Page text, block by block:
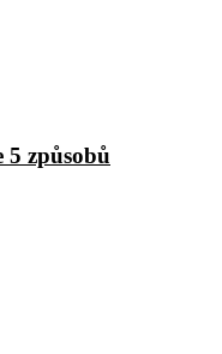
způsobů